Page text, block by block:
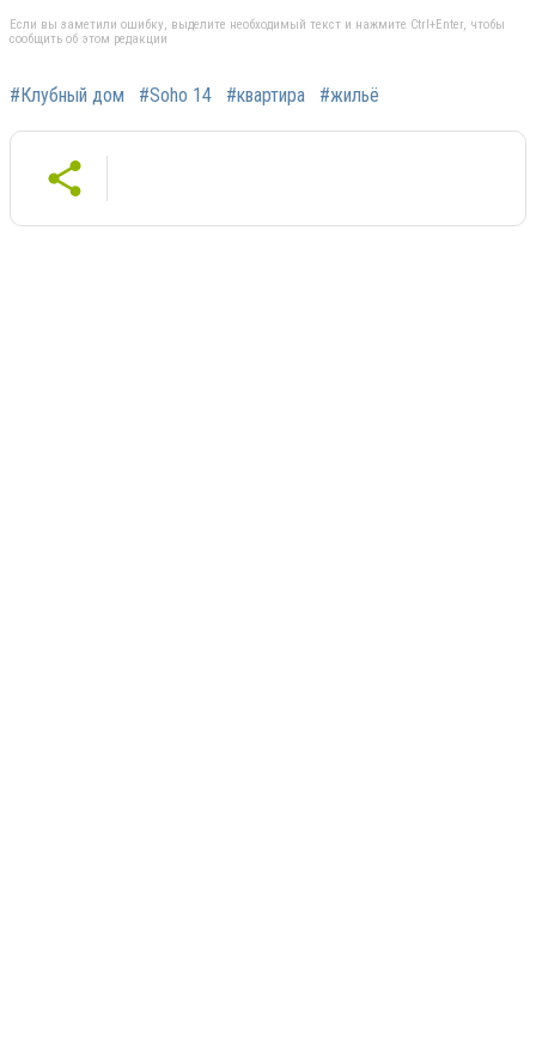
Если вы заметили ошибку, выделите необходимый текст и нажмите Ctrl+Enter, чтобы
сообщить об этом редакции
#Клубный дом #Soho 14 #квартира #жильё